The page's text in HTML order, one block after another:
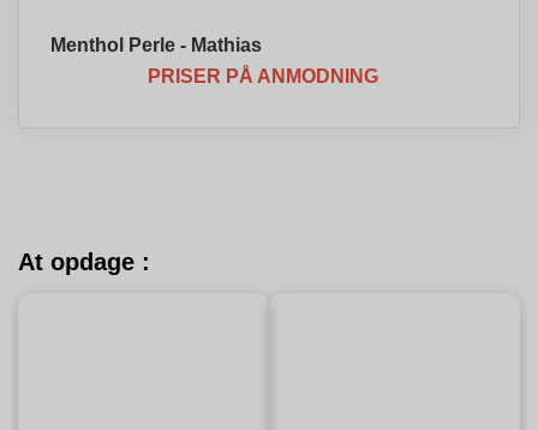
Menthol Perle - Mathias
PRISER PÅ ANMODNING
At opdage :